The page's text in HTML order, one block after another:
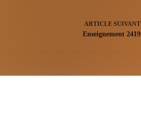
ARTICLESUIVANT
Enseignement 2419